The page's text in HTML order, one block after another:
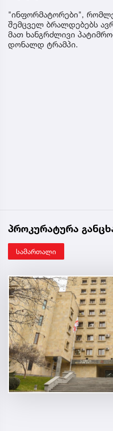
"ინფორმატორები",
შემცველ ბრალდებებს
მათ ხანგრძლივი
დონალდ ტრამპი.
პროკურატურა
სამართალი